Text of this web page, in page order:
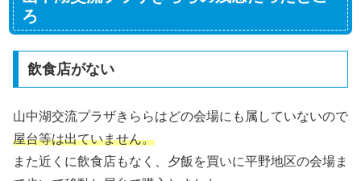
ろ
飲食店がない
山中湖交流プラザきららはどの会場にも属していないので
屋台等は出ていません。
また近くに飲食店もなく、夕飯を買いに平野地区の会場ま